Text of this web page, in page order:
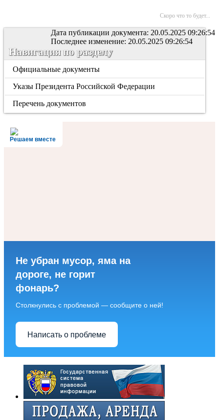
Скоро что то будет...
Дата публикации документа: 20.05.2025 09:26:54
Последнее изменение: 20.05.2025 09:26:54
Навигация по разделу
Официальные документы
Указы Президента Российской Федерации
Перечень документов
Решаем вместе
Не убран мусор, яма на
дороге, не горит
фонарь?
Столкнулись с проблемой — сообщите о ней!
Написать о проблеме